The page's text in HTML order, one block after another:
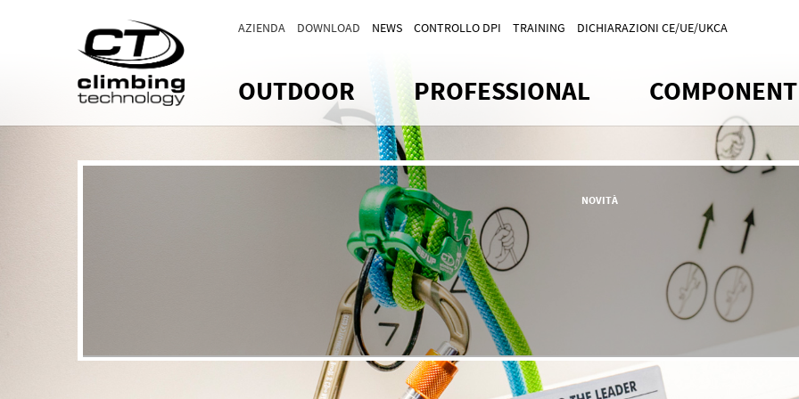
AZIENDA DOWNLOAD NEWS CONTROLLO DPI TRAINING DICHIARAZIONI CE/UE/UKCA
OUTDOOR PROFESSIONAL
NOVITÀ